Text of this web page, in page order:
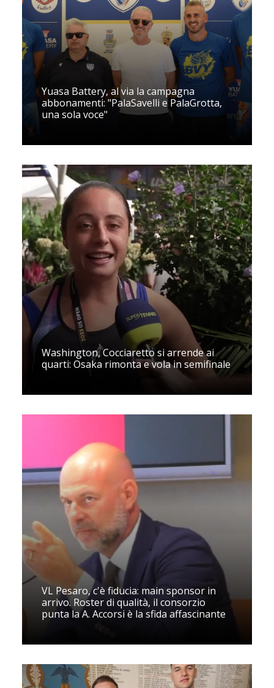
Yuasa Battery, al via la campagna
abbonamenti: "PalaSavelli e PalaGrotta,
una sola voce"
Washington, Cocciaretto si arrende ai
quarti: Osaka rimonta e vola in semifinale
VL Pesaro, c'è fiducia: main sponsor in
arrivo. Roster di qualità, il consorzio
punta la A. Accorsi è la sfida affascinante